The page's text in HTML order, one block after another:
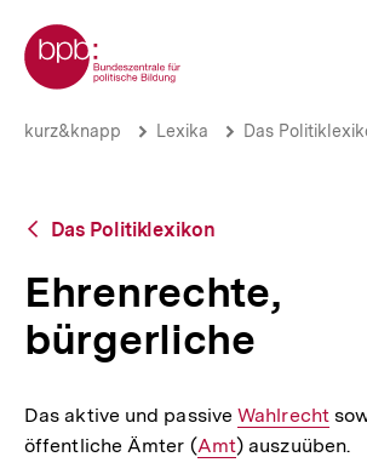
zum
Seiteninhalt
springen
Zur Startseite der bpb
Ehrenrechte,
Brotkrümelnavigation
Pfadnavigation
kurz&knapp Lexika Das
Zurück
Übersicht
Das Politiklexikon
Ehrenrechte,
bürgerliche
Das aktive und passiveInterner
Link:
Wahlrecht
öffentliche Ämter (Interner
Amt) auszuüben.